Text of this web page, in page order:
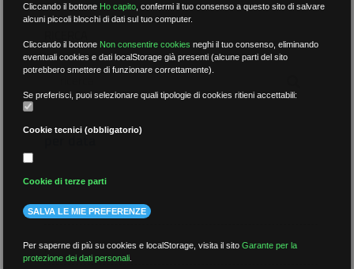
per data
più recenti
Cliccando il bottone Ho capito ,confermi il tuo consenso a questo sito di salvare
alcuni piccoli blocchi di dati sul tuo computer.
Cliccando il bottone Non consentire cookies neghi il tuo consenso, eliminando
eventuali cookies e dati localStorage già presenti (alcune parti del sito
potrebbero smettere di funzionare correttamente).
Se preferisci, puoi selezionare quali tipologie di cookies ritieni accettabili:
Cookie tecnici (obbligatorio)
Cookie di terze parti
SALVA LE MIE PREFERENZE
Per saperne di più su cookies e localStorage, visita il sitoGarante per la
protezione dei dati personali